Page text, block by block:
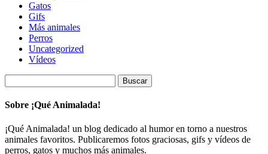
Gatos
Gifs
Más animales
Perros
Uncategorized
Vídeos
Sobre ¡Qué Animalada!
¡Qué Animalada! un blog dedicado al humor en torno a nuestros
animales favoritos. Publicaremos fotos graciosas, gifs y vídeos de
perros, gatos y muchos más animales.